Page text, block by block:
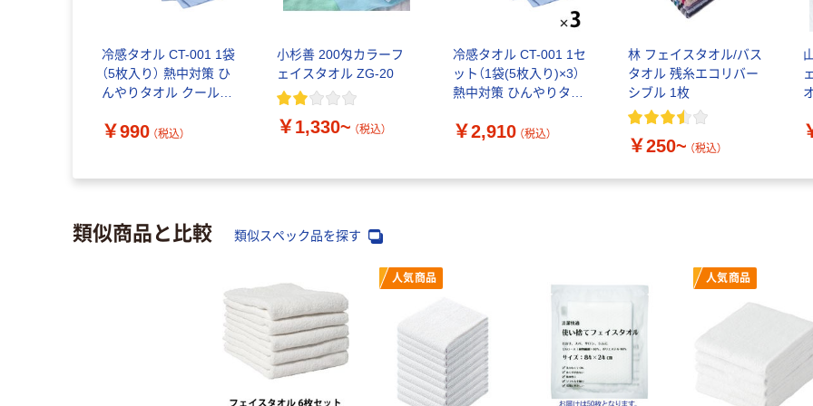
冷感タオル CT-001 1袋
（5枚入り） 熱中対策 ひ
んやりタオル クールタ
リーテイルリンク オリ
￥990 （税込）
小杉善 200匁カラーフ
ェイスタオル ZG-20
￥1,330~ （税込）
冷感タオル CT-001 1セ
ット（1袋(5枚入り)×3）
熱中対策 ひんやりタオ
藤忠リーテイルリンク
￥2,910 （税込）
林 フェイスタオル/バス
タオル 残糸エコリバー
シブル 1枚
￥250~ （税込）
類似商品と比較 類似スペック品を探す
人気商品 人気商品